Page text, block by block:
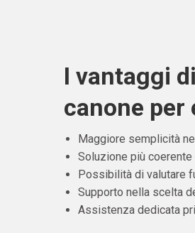
I vantaggi
canone
Maggiore semplicità
Soluzione più
Possibilità di valutare
Supporto nella scelta
Assistenza dedicata